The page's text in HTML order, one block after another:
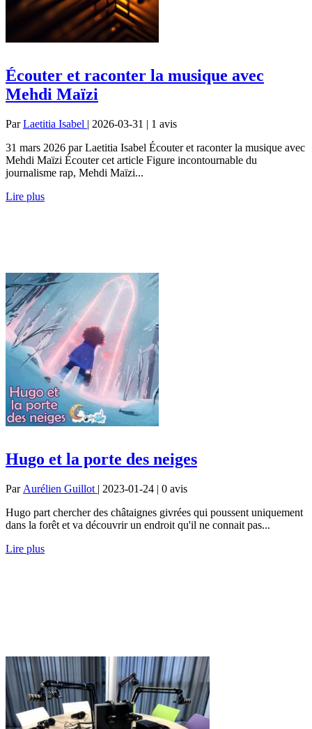
Écouter et raconter la musique avec
Mehdi Maïzi
ParLaetitia Isabel | 2026-03-31 | 1 avis
31 mars 2026 par Laetitia Isabel Écouter et raconter la musique avec
Mehdi Maïzi Écouter cet article Figure incontournable du
journalisme rap, Mehdi Maïzi...
Lire plus
Hugo et la porte des neiges
Par Aurélien Guillot | 2023-01-24 | 0 avis
Hugo part chercher des châtaignes givrées qui poussent uniquement
dans la forêt et va découvrir un endroit qu'il ne connait pas...
Lire plus